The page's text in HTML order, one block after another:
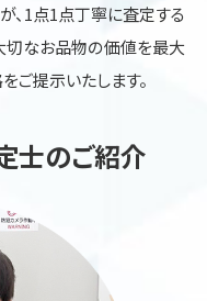
、1点1点丁寧に査定する
切なお品物の価値を最大
ご提示いたします。
士のご紹介